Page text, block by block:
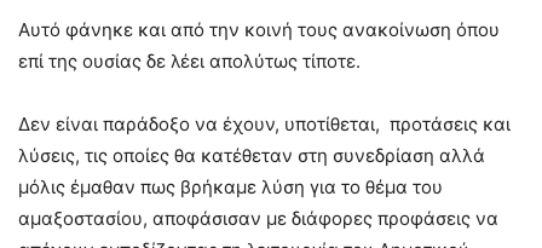
Αυτό φάνηκε και από την κοινή τους ανακοίνωση όπου
επί της ουσίας δε λέει απολύτως τίποτε.
Δεν είναι παράδοξο να έχουν, υποτίθεται, προτάσεις και
λύσεις, τις οποίες θα κατέθεταν στη συνεδρίαση αλλά
μόλις έμαθαν πως βρήκαμε λύση για το θέμα του
αμαξοστασίου, αποφάσισαν με διάφορες προφάσεις να